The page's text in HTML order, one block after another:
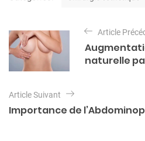
g
o
i
a
v
i
g
a
Article
naturelle
Article Suivant
Importance de